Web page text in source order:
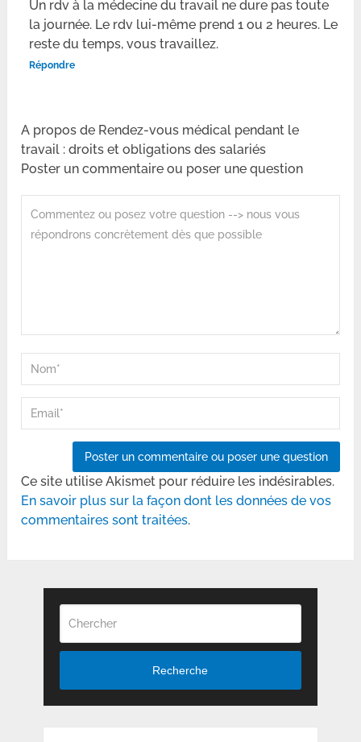
Un rdv à la médecine du travail ne dure pas toute
la journée. Le rdv lui-même prend 1 ou 2 heures. Le
reste du temps, vous travaillez.
Répondre
A propos de Rendez-vous médical pendant le
travail : droits et obligations des salariés
Poster un commentaire ou poser une question
Ce site utilise Akismet pour réduire les indésirables.
En savoir plus sur la façon dont les données de vos
commentaires sont traitées.
Recherche